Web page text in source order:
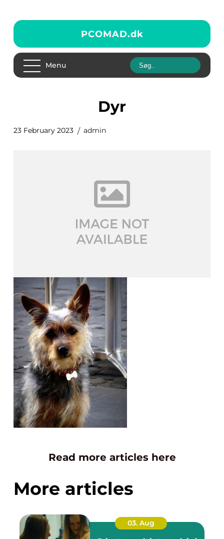
PCOMAD.dk
Menu
Dyr
23 February 2023 admin
Read more articles here
More articles
03. Aug